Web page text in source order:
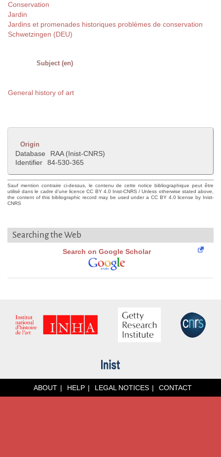
Conservation
Jardin
Jardins et promenades historiques problèmes de conservation
Schwetzingen (DEU)
Subject (en)
General history of art
Origin
Database
RAA (Inist-CNRS)
Identifier
84-530-365
Sauf mention contraire ci-dessus, le contenu de cette notice bibliographique peut être
utilisé dans le cadre d’une licence CC BY 4.0 Inist-CNRS / Unless otherwise stated above,
the content of this bibliographic record may be used under a CC BY 4.0 license by Inist-
CNRS
Searching the Web
Search on Google Scholar
ABOUT HELP LEGAL NOTICES CONTACT